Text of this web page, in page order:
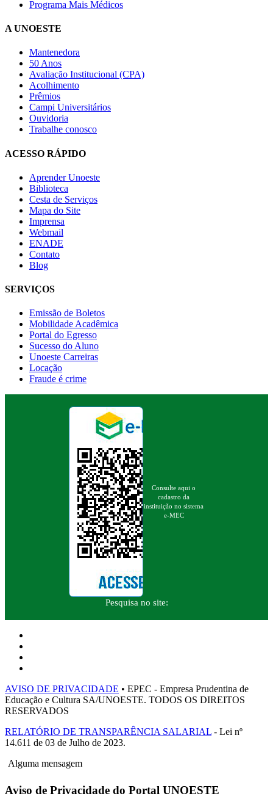
Programa Mais Médicos
A UNOESTE
Mantenedora
50 Anos
Avaliação Institucional (CPA)
Acolhimento
Prêmios
Campi Universitários
Ouvidoria
Trabalhe conosco
ACESSO RÁPIDO
Aprender Unoeste
Biblioteca
Cesta de Serviços
Mapa do Site
Imprensa
Webmail
ENADE
Contato
Blog
SERVIÇOS
Emissão de Boletos
Mobilidade Acadêmica
Portal do Egresso
Sucesso do Aluno
Unoeste Carreiras
Locação
Fraude é crime
Consulte aqui o
cadastro da
instituição no sistema
e-MEC
Pesquisa no site:
AVISO DE PRIVACIDADE • EPEC - Empresa Prudentina de
Educação e Cultura SA/UNOESTE. TODOS OS DIREITOS
RESERVADOS
RELATÓRIO DE TRANSPARÊNCIA SALARIAL - Lei nº
14.611 de 03 de Julho de 2023.
Alguma mensagem
Aviso de Privacidade do Portal UNOESTE